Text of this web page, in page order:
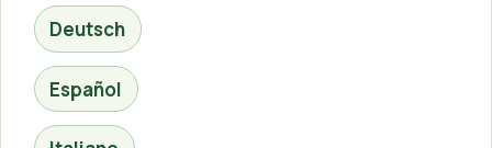
Deutsch
Español